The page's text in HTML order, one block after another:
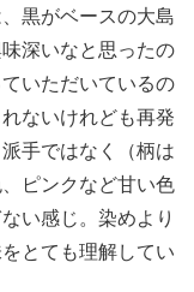
黒がベースの大島
深いなと思ったの
いただいているの
ないけれども再発
手ではなく（柄は
ピンクなど甘い色
い感じ。染めより
とても理解してい